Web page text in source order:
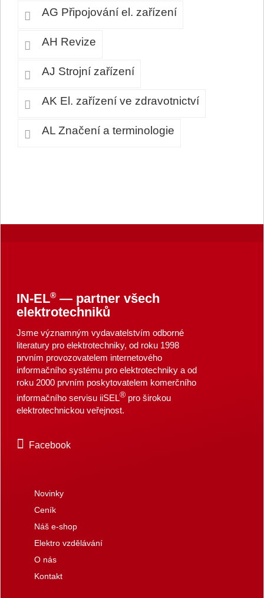
AG Připojování el. zařízení
AH Revize
AJ Strojní zařízení
AK El. zařízení ve zdravotnictví
AL Značení a terminologie
IN-EL®— partner všech
elektrotechniků
Jsme významným vydavatelstvím odborné
literatury pro elektrotechniky, od roku 1998
prvním provozovatelem internetového
informačního systému pro elektrotechniky a od
roku 2000 prvním poskytovatelem komerčního
informačního servisu iiSEL®pro širokou
elektrotechnickou veřejnost.
Facebook
Novinky
Ceník
Náš e-shop
Elektro vzdělávání
O nás
Kontakt